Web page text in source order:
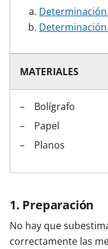
MATERIALES
Bolígrafo
Papel
Planos
1. Preparación
No hay que
correctamente las